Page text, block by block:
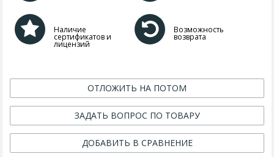
Наличие
сертификатов и
лицензий
Возможность
возврата
ОТЛОЖИТЬ НА ПОТОМ
ЗАДАТЬ ВОПРОС ПО ТОВАРУ
ДОБАВИТЬ В СРАВНЕНИЕ